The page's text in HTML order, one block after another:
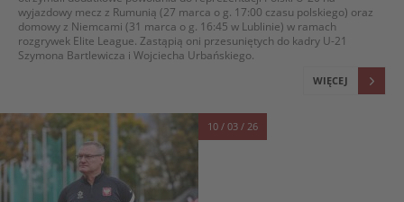
wyjazdowy mecz z Rumunią (27 marca o g. 17:00 czasu polskiego) oraz
domowy z Niemcami (31 marca o g. 16:45 w Lublinie) w ramach
rozgrywek Elite League. Zastąpią oni przesuniętych do kadry U-21
Szymona Bartlewicza i Wojciecha Urbańskiego.
WIĘCEJ
10 / 03 / 26